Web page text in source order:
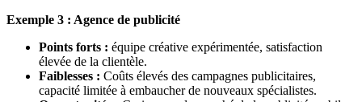
Exemple 3 : Agence de publicité
Points forts : équipe créative expérimentée, satisfaction
élevée de la clientèle.
Faiblesses : Coûts élevés des campagnes publicitaires,
capacité limitée à embaucher de nouveaux spécialistes.